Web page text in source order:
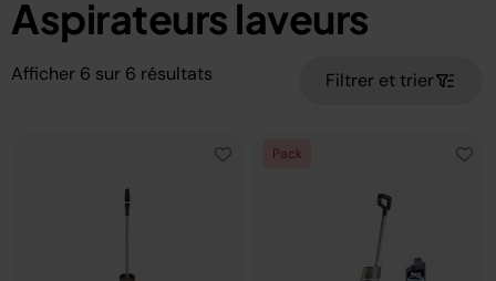
Aspirateurs laveurs
Afficher 6 sur 6 résultats Filtrer et trier
Pack